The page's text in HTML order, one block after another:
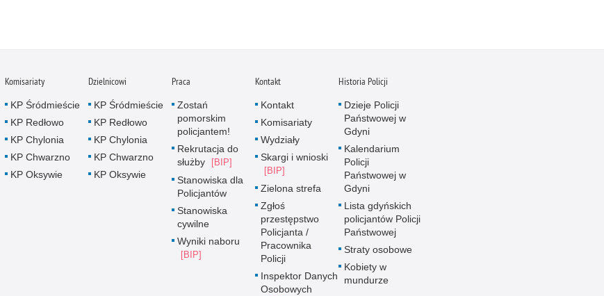
Komisariaty
KP Śródmieście
KP Redłowo
KP Chylonia
KP Chwarzno
KP Oksywie
Dzielnicowi
KP Śródmieście
KP Redłowo
KP Chylonia
KP Chwarzno
KP Oksywie
Praca
Zostań
pomorskim
policjantem!
Rekrutacja do
służby
Stanowiska dla
Policjantów
Stanowiska
cywilne
Wyniki naboru
Kontakt
Kontakt
Komisariaty
Wydziały
Skargi i wnioski
Zielona strefa
Zgłoś
przestępstwo
Policjanta /
Pracownika
Policji
Inspektor Danych
Osobowych
Historia Policji
Dzieje Policji
Państwowej w
Gdyni
Kalendarium
Policji
Państwowej w
Gdyni
Lista gdyńskich
policjantów Policji
Państwowej
Straty osobowe
Kobiety w
mundurze